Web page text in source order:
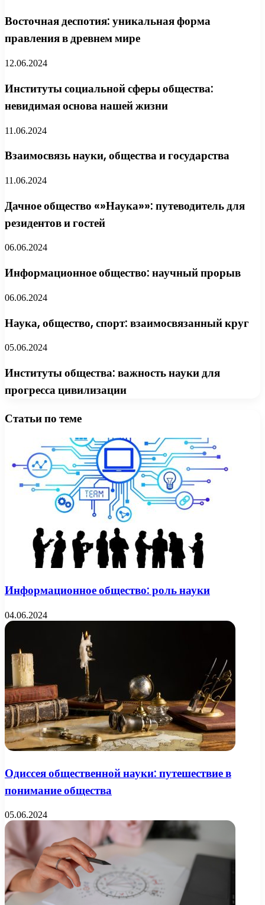
Восточная деспотия: уникальная форма
правления в древнем мире
12.06.2024
Институты социальной сферы общества:
невидимая основа нашей жизни
11.06.2024
Взаимосвязь науки, общества и государства
11.06.2024
Дачное общество «»Наука»»: путеводитель для
резидентов и гостей
06.06.2024
Информационное общество: научный прорыв
06.06.2024
Наука, общество, спорт: взаимосвязанный круг
05.06.2024
Институты общества: важность науки для
прогресса цивилизации
Статьи по теме
Информационное общество: роль науки
04.06.2024
Одиссея общественной науки: путешествие в
понимание общества
05.06.2024